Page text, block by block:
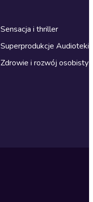
Sensacja i thriller
Superprodukcje Audioteki
Zdrowie i rozwój osobisty